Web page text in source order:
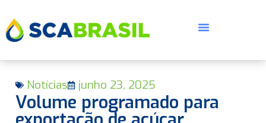
Notícias junho 23, 2025
Volume programado para